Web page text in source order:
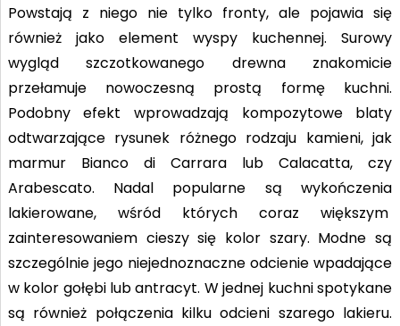
Powstają z niego nie tylko fronty, ale pojawia się
również jako element wyspy kuchennej. Surowy
wygląd szczotkowanego drewna znakomicie
przełamuje nowoczesną prostą formę kuchni.
Podobny efekt wprowadzają kompozytowe blaty
odtwarzające rysunek różnego rodzaju kamieni, jak
marmur Bianco di Carrara lub Calacatta, czy
Arabescato. Nadal popularne są wykończenia
lakierowane, wśród których coraz większym
zainteresowaniem cieszy się kolor szary. Modne są
szczególnie jego niejednoznaczne odcienie wpadające
w kolor gołębi lub antracyt. W jednej kuchni spotykane
są również połączenia kilku odcieni szarego lakieru.